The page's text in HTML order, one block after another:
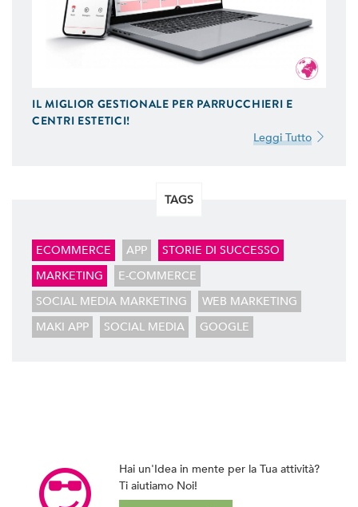
IL MIGLIOR GESTIONALE PER PARRUCCHIERI E
CENTRI ESTETICI!
Leggi Tutto
TAGS
ECOMMERCE APP
STORIE DI SUCCESSO
MARKETING
E-COMMERCE
SOCIAL MEDIA MARKETING
WEB MARKETING
MAKI APP
SOCIAL MEDIA GOOGLE
Hai un'Idea in mente per la Tua attività?
Ti aiutiamo Noi!
GESTIONE SOCIAL
Ci Occupiamo di Social Media Marketing. Ideiamo e
Gestiamo le tue Campagne ADS Facebook, Instagram
SEO & SEM
Possiamo Indicizzare e Posizionare il Tuo Sito Web sui
Motori di Ricerca, in Prima Pagina di Google. Scopri